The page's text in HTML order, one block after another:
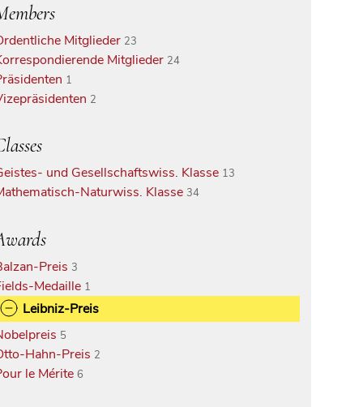
Mitglieder 23
Mitglieder 24
1
2
und Gesellschaftswiss. Klasse 13
Naturwiss. Klasse 34
Preis 3
Medaille 1
Leibniz-Preis
5
Hahn-Preis 2
le Mérite6